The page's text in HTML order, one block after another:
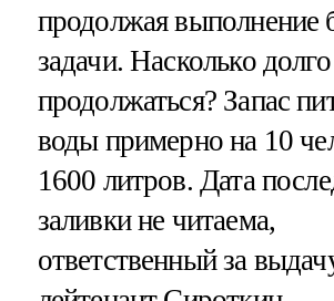
продолжая выполнение
задачи. Насколько
продолжаться? Запас
воды примерно на 10
1600 литров. Дата
заливки не читаема,
ответственный за